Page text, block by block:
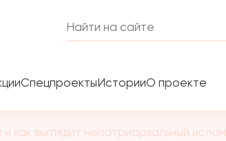
СпецпроектыИсторииО проекте
как выглядит непатриархальный ислам